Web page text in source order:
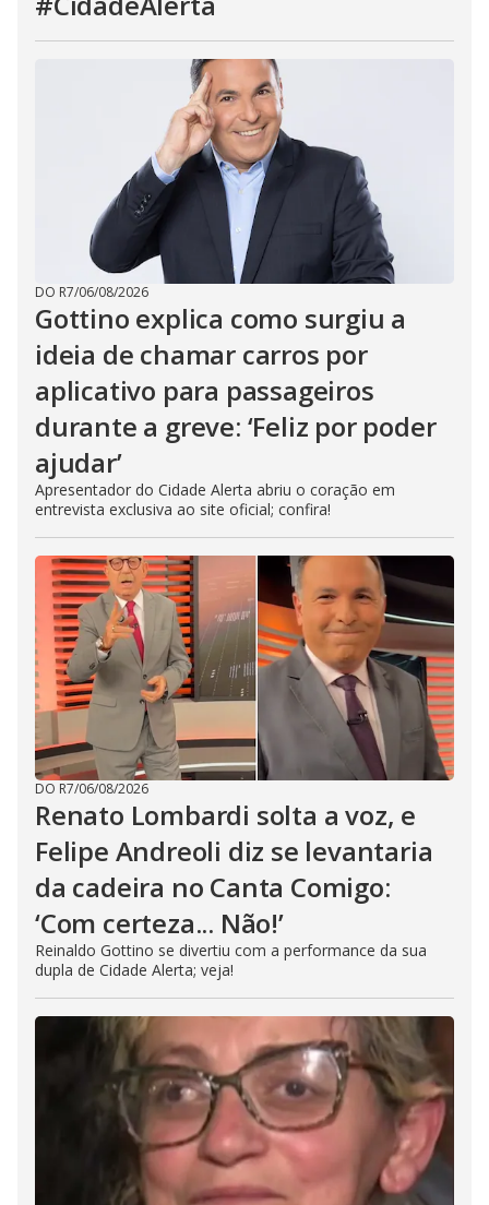
DO R7/06/08/2026
Gottino explica como surgiu a
ideia de chamar carros por
aplicativo para passageiros
durante a greve: ‘Feliz por poder
ajudar’
Apresentador do Cidade Alerta abriu o coração em
entrevista exclusiva ao site oficial; confira!
DO R7/06/08/2026
Renato Lombardi solta a voz, e
Felipe Andreoli diz se levantaria
da cadeira no Canta Comigo:
‘Com certeza... Não!’
Reinaldo Gottino se divertiu com a performance da sua
dupla de Cidade Alerta; veja!